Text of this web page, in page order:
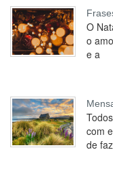
O
o
e a
com
de